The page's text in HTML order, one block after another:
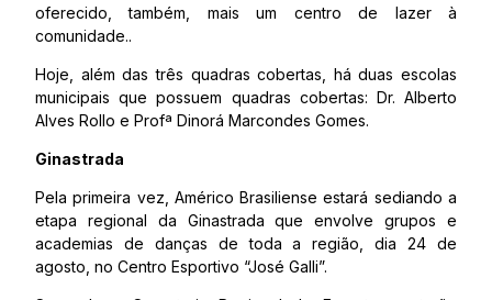
oferecido, também, mais um centro de lazer à
comunidade..
Hoje, além das três quadras cobertas, há duas escolas
municipais que possuem quadras cobertas: Dr. Alberto
Alves Rollo e Profª Dinorá Marcondes Gomes.
Ginastrada
Pela primeira vez, Américo Brasiliense estará sediando a
etapa regional da Ginastrada que envolve grupos e
academias de danças de toda a região, dia 24 de
agosto, no Centro Esportivo “José Galli”.